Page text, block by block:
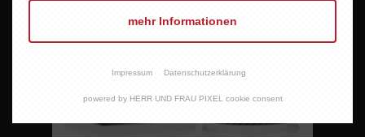
mehr Informationen
Impressum Datenschutzerklärung
powered by HERR UND FRAU PIXEL cookie consent